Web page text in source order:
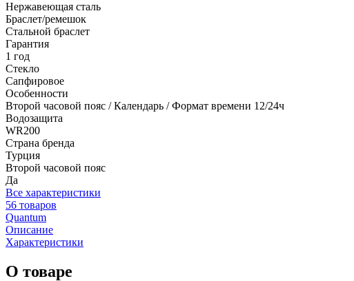
Нержавеющая сталь
Браслет/ремешок
Стальной браслет
Гарантия
1 год
Стекло
Сапфировое
Особенности
Второй часовой пояс / Календарь / Формат времени 12/24ч
Водозащита
WR200
Страна бренда
Турция
Второй часовой пояс
Да
Все характеристики
56 товаров
Quantum
Описание
Характеристики
О товаре